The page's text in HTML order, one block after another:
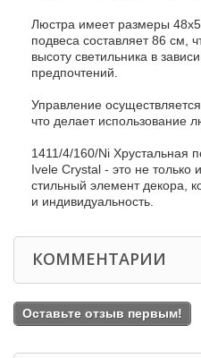
Люстра имеет размеры
подвеса составляет 86 см,
высоту светильника в
предпочтений.
Управление
что делает использование
1411/4/160/Ni Хрустальная
Ivele Crystal - это не только
стильный элемент декора,
и индивидуальность.
КОММЕНТАРИИ
Оставьте отзыв первым!